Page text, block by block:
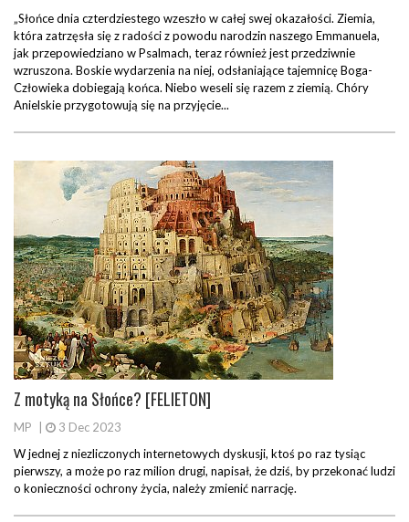
„Słońce dnia czterdziestego wzeszło w całej swej okazałości. Ziemia,
która zatrzęsła się z radości z powodu narodzin naszego Emmanuela,
jak przepowiedziano w Psalmach, teraz również jest przedziwnie
wzruszona. Boskie wydarzenia na niej, odsłaniające tajemnicę Boga-
Człowieka dobiegają końca. Niebo weseli się razem z ziemią. Chóry
Anielskie przygotowują się na przyjęcie...
Z motyką na Słońce? [FELIETON]
MP
3 Dec 2023
W jednej z niezliczonych internetowych dyskusji, ktoś po raz tysiąc
pierwszy, a może po raz milion drugi, napisał, że dziś, by przekonać ludzi
o konieczności ochrony życia, należy zmienić narrację.